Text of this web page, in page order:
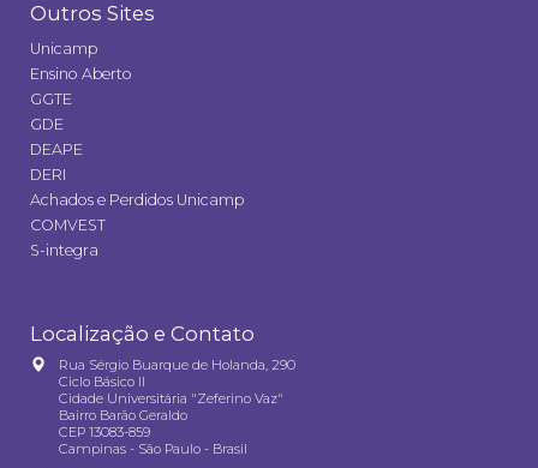
Outros Sites
Unicamp
Ensino Aberto
GGTE
GDE
DEAPE
DERI
Achados e Perdidos Unicamp
COMVEST
S-integra
Localização e Contato
Rua Sérgio Buarque de Holanda, 290
Ciclo Básico II
Cidade Universitária "Zeferino Vaz"
Bairro Barão Geraldo
CEP 13083-859
Campinas - São Paulo - Brasil